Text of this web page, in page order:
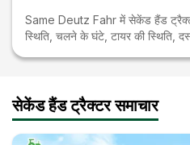
Same Deutz Fahr में सेकेंड हैंड
स्थिति, चलने के घंटे, टायर की स्थिति,
सेकेंड हैंड ट्रैक्टर समाचार